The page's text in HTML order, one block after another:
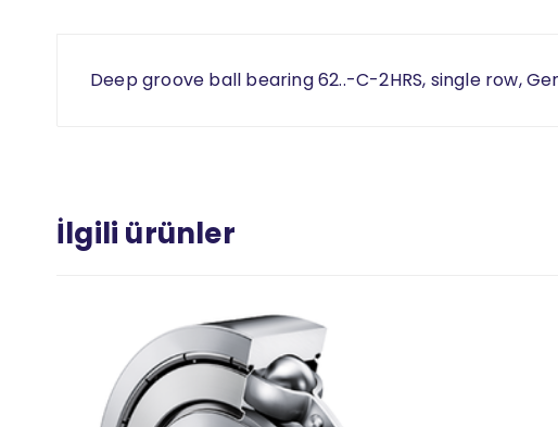
Deep groove ball bearing 62..-C-2HRS, single row,
İlgili ürünler